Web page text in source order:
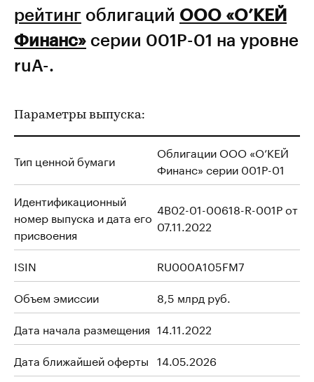
рейтинг облигаций ООО «О’КЕЙ
Финанс» серии 001P-01 на уровне
ruA-.
Параметры выпуска:
Тип ценной бумаги
Облигации ООО «О’КЕЙ
Финанс» серии 001P-01
Идентификационный
номер выпуска и дата его
присвоения
4B02-01-00618-R-001P от
07.11.2022
ISIN
RU000A105FM7
Объем эмиссии
8,5 млрд руб.
Дата начала размещения 14.11.2022
Дата ближайшей оферты 14.05.2026